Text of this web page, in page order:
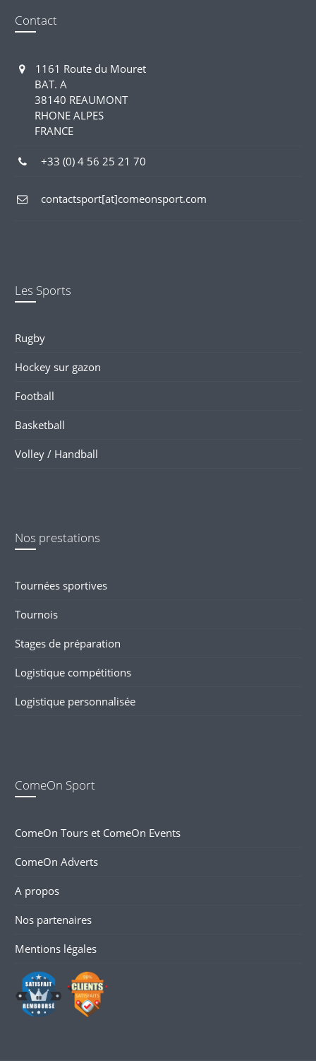
Contact
1161 Route du Mouret
BAT. A
38140 REAUMONT
RHONE ALPES
FRANCE
+33 (0) 4 56 25 21 70
contactsport[at]comeonsport.com
Les Sports
Rugby
Hockey sur gazon
Football
Basketball
Volley / Handball
Nos prestations
Tournées sportives
Tournois
Stages de préparation
Logistique compétitions
Logistique personnalisée
ComeOn Sport
ComeOn Tours et ComeOn Events
ComeOn Adverts
A propos
Nos partenaires
Mentions légales